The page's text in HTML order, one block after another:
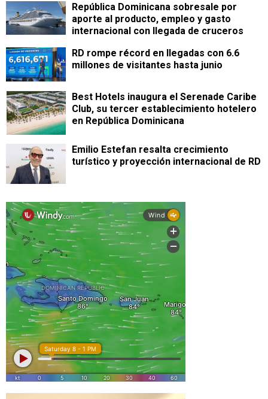
República Dominicana sobresale por
aporte al producto, empleo y gasto
internacional con llegada de cruceros
RD rompe récord en llegadas con 6.6
millones de visitantes hasta junio
Best Hotels inaugura el Serenade Caribe
Club, su tercer establecimiento hotelero
en República Dominicana
Emilio Estefan resalta crecimiento
turístico y proyección internacional de RD